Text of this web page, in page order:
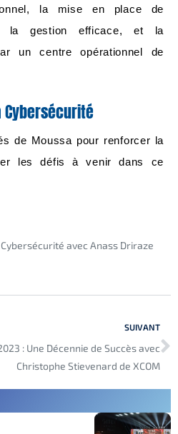
la mise en place de
la gestion efficace, et la
un centre opérationnel de
Cybersécurité
de Moussa pour renforcer la
les défis à venir dans ce
avec Anass Driraze
SUIVANT
: Une Décennie de Succès avec
Christophe Stievenard de XCOM